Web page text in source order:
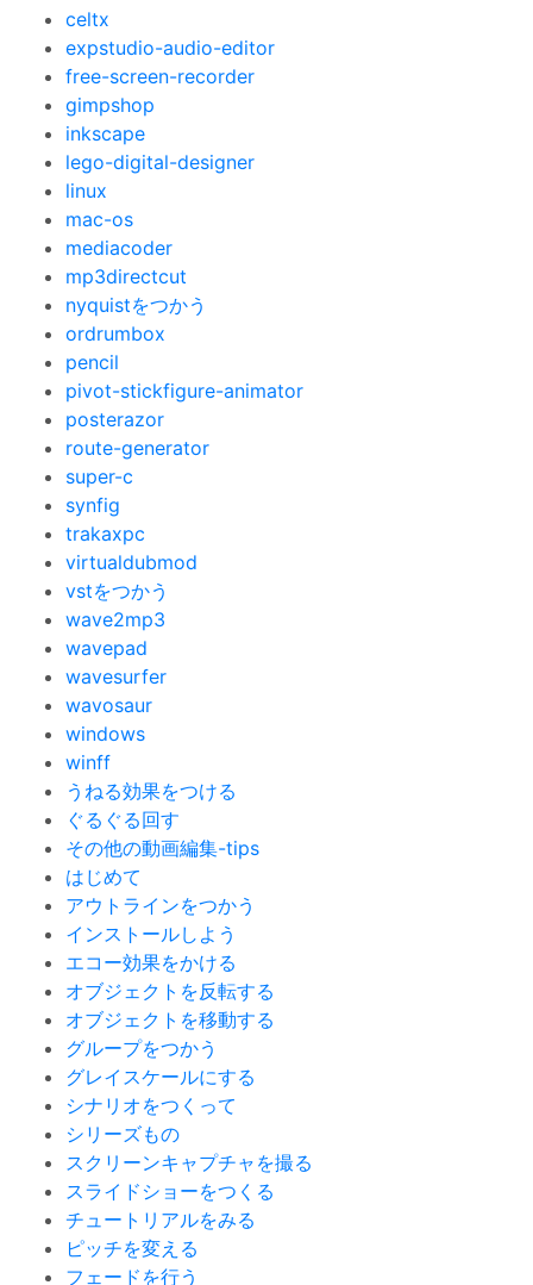
celtx
expstudio-audio-editor
free-screen-recorder
gimpshop
inkscape
lego-digital-designer
linux
mac-os
mediacoder
mp3directcut
nyquistをつかう
ordrumbox
pencil
pivot-stickfigure-animator
posterazor
route-generator
super-c
synfig
trakaxpc
virtualdubmod
vstをつかう
wave2mp3
wavepad
wavesurfer
wavosaur
windows
winff
うねる効果をつける
ぐるぐる回す
その他の動画編集-tips
はじめて
アウトラインをつかう
インストールしよう
エコー効果をかける
オブジェクトを反転する
オブジェクトを移動する
グループをつかう
グレイスケールにする
シナリオをつくって
シリーズもの
スクリーンキャプチャを撮る
スライドショーをつくる
チュートリアルをみる
ピッチを変える
フェードを行う